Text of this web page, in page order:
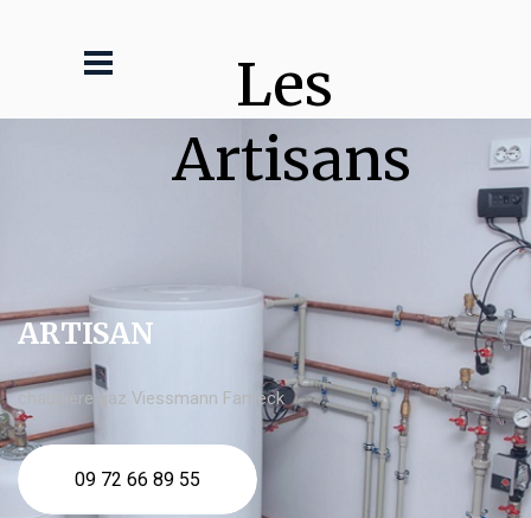
Les
Artisans
ARTISAN
chaudière gaz Viessmann Fameck
09 72 66 89 55